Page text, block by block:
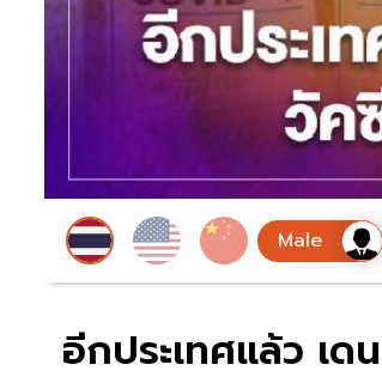
อีกประเทศแล้ว เด